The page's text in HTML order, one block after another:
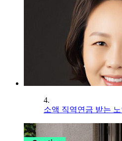
4.
소액 직역연금 받는